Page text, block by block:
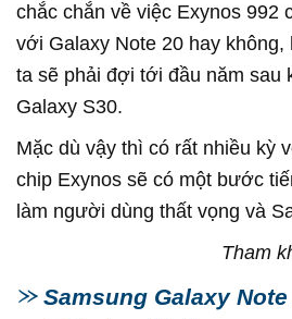
chắc chắn về việc Exynos 992
với Galaxy Note 20 hay không,
ta sẽ phải đợi tới đầu năm sau
Galaxy S30.
Mặc dù vậy thì có rất nhiều kỳ
chip Exynos sẽ có một bước
làm người dùng thất vọng và
Tham
Samsung Galaxy